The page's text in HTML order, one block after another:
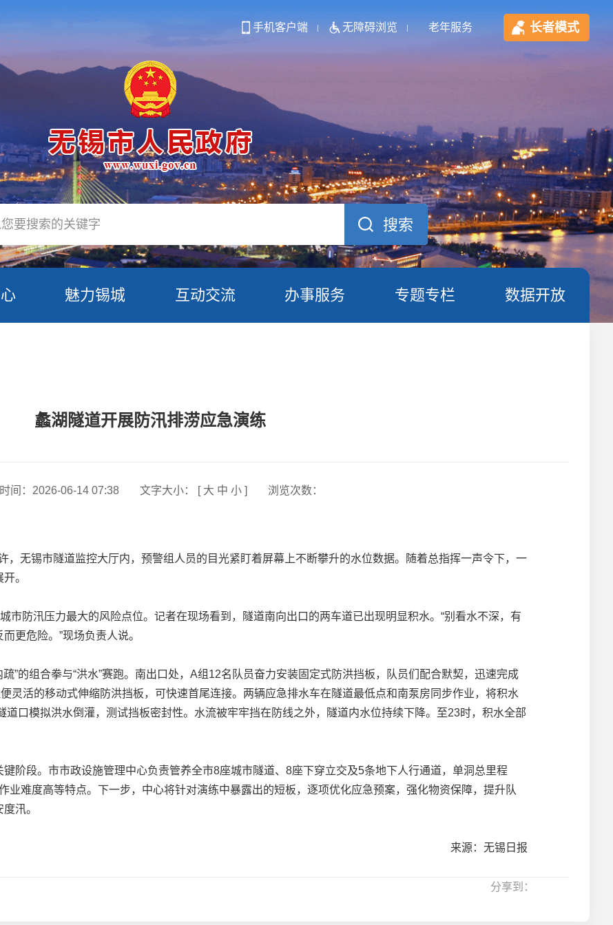
手机客户端 无障碍浏览 老年服务 长者模式
魅力锡城 互动交流 办事服务 专题专栏 数据开放
蠡湖隧道开展防汛排涝应急演练
间： 2026-06-14 07:38 文字大小： [ 大 中 小] 浏览次数：
无锡市隧道监控大厅内，预警组人员的目光紧盯着屏幕上不断攀升的水位数据。随着总指挥一声令下，一
。
防汛压力最大的风险点位。记者在现场看到，隧道南向出口的两车道已出现明显积水。“别看水不深，有
更危险。”现场负责人说。
的组合拳与“洪水”赛跑。南出口处，A组12名队员奋力安装固定式防洪挡板，队员们配合默契，迅速完成
灵活的移动式伸缩防洪挡板，可快速首尾连接。两辆应急排水车在隧道最低点和南泵房同步作业，将积水
口模拟洪水倒灌，测试挡板密封性。水流被牢牢挡在防线之外，隧道内水位持续下降。至23时，积水全部
段。市市政设施管理中心负责管养全市8座城市隧道、8座下穿立交及5条地下人行通道，单洞总里程
业难度高等特点。下一步，中心将针对演练中暴露出的短板，逐项优化应急预案，强化物资保障，提升队
汛。
来源：无锡日报
分享到：